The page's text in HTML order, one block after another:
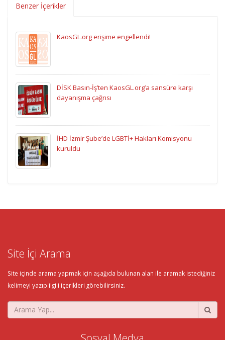
Benzer İçerikler
KaosGL.org erişime engellendi!
DİSK Basın-İş’ten KaosGL.org’a sansüre karşı
dayanışma çağrısı
İHD İzmir Şube’de LGBTİ+ Hakları Komisyonu
kuruldu
Site İçi Arama
Site içinde arama yapmak için aşağıda bulunan alan ile aramak istediğiniz
kelimeyi yazıp ilgili içerikleri görebilirsiniz.